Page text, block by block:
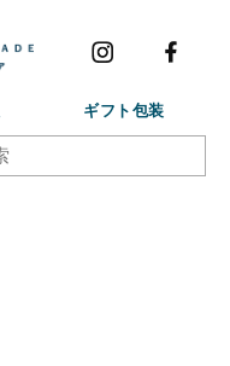
ギフト包装